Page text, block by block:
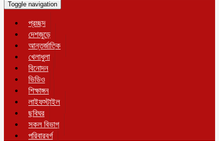
Toggle navigation
প্রচ্ছদ
দেশজুড়ে
আন্তর্জাতিক
খেলাধুলা
বিনোদন
ভিডিও
শিক্ষাঙ্গন
লাইফস্টাইল
ছবিঘর
সকল বিভাগ
পরিবারবর্গ